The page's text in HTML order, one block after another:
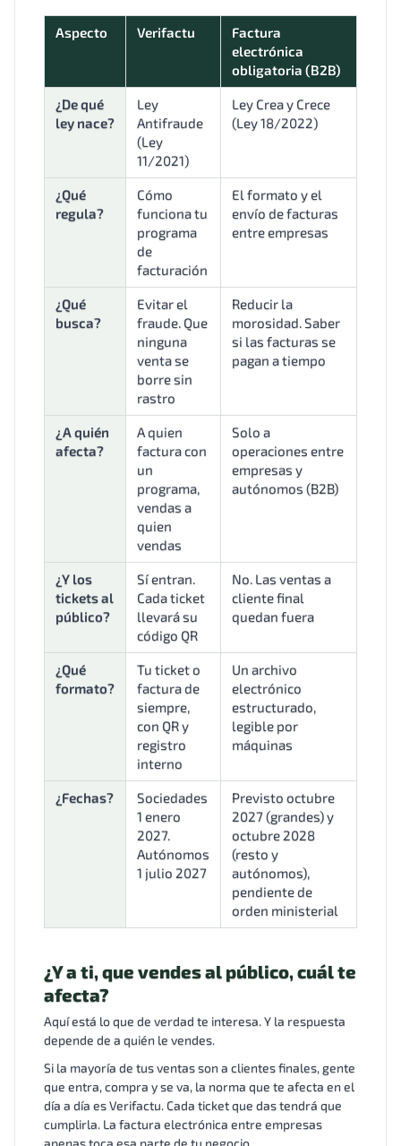
Aspecto Verifactu
Factura
electrónica
obligatoria (B2B)
¿De qué
ley nace?
Ley
Antifraude
(Ley
11/2021)
Ley Crea y Crece
(Ley 18/2022)
¿Qué
regula?
Cómo
funciona tu
programa
de
facturación
El formato y el
envío de facturas
entre empresas
¿Qué
busca?
Evitar el
fraude. Que
ninguna
venta se
borre sin
rastro
Reducir la
morosidad. Saber
si las facturas se
pagan a tiempo
¿A quién
afecta?
A quien
factura con
un
programa,
vendas a
quien
vendas
Solo a
operaciones entre
empresas y
autónomos (B2B)
¿Y los
tickets al
público?
Sí entran.
Cada ticket
llevará su
código QR
No. Las ventas a
cliente final
quedan fuera
¿Qué
formato?
Tu ticket o
factura de
siempre,
con QR y
registro
interno
Un archivo
electrónico
estructurado,
legible por
máquinas
¿Fechas?
Sociedades
1 enero
2027.
Autónomos
1 julio 2027
Previsto octubre
2027 (grandes) y
octubre 2028
(resto y
autónomos),
pendiente de
orden ministerial
¿Y a ti, que vendes al público, cuál te
afecta?
Aquí está lo que de verdad te interesa. Y la respuesta
depende de a quién le vendes.
Si la mayoría de tus ventas son a clientes finales, gente
que entra, compra y se va, la norma que te afecta en el
día a día es Verifactu. Cada ticket que das tendrá que
cumplirla. La factura electrónica entre empresas
apenas toca esa parte de tu negocio.